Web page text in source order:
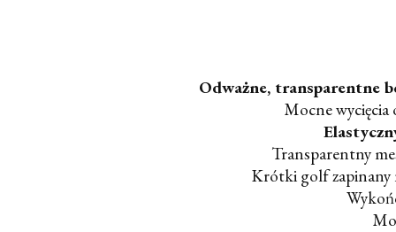
Odważne, transparentne
Mocne wycięcia
Transparentny
Krótki golf zapinany